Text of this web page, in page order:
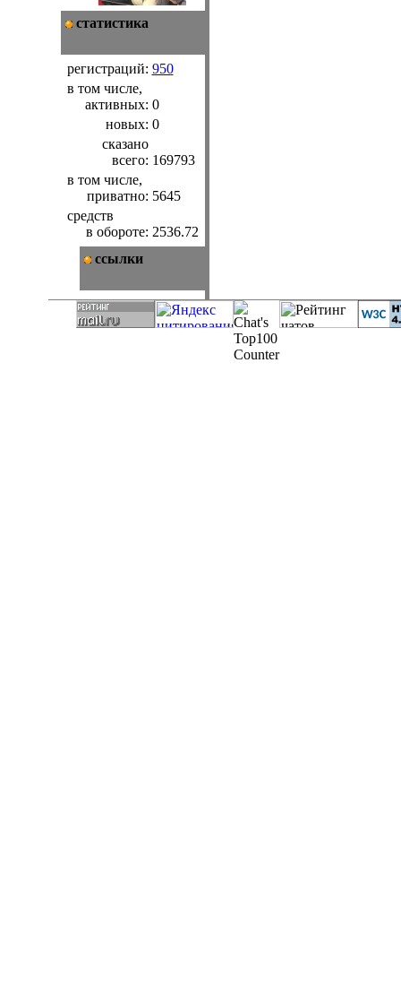
статистика
регистраций: 950
в том числе,
активных: 0
новых: 0
сказано
всего: 169793
в том числе,
приватно: 5645
средств
в обороте: 2536.72
ссылки